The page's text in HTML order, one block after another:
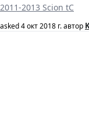
2011-2013 Scion tC
asked4 окт 2018 г.автор